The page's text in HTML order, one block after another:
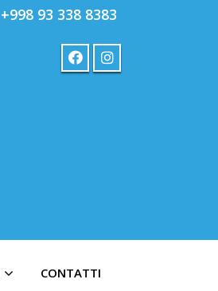
+998 93 338 8383
CONTATTI